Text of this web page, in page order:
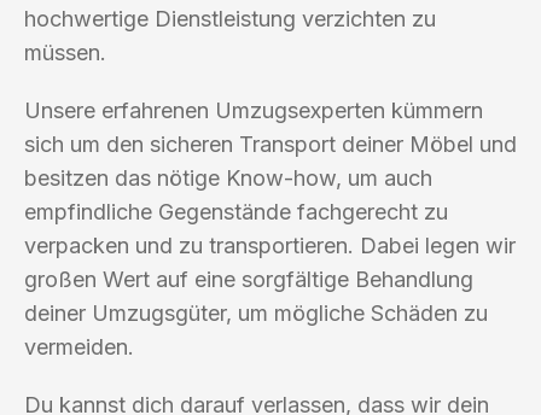
hochwertige Dienstleistung verzichten zu
müssen.
Unsere erfahrenen Umzugsexperten kümmern
sich um den sicheren Transport deiner Möbel und
besitzen das nötige Know-how, um auch
empfindliche Gegenstände fachgerecht zu
verpacken und zu transportieren. Dabei legen wir
großen Wert auf eine sorgfältige Behandlung
deiner Umzugsgüter, um mögliche Schäden zu
vermeiden.
Du kannst dich darauf verlassen, dass wir dein